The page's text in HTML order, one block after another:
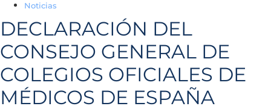
Noticias
DECLARACIÓN DEL
CONSEJO GENERAL DE
COLEGIOS OFICIALES DE
MÉDICOS DE ESPAÑA